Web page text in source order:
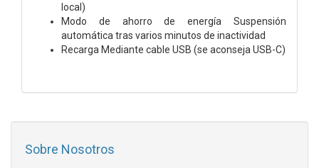
local)
Modo de ahorro de energía Suspensión
automática tras varios minutos de inactividad
Recarga Mediante cable USB (se aconseja USB-C)
Sobre Nosotros